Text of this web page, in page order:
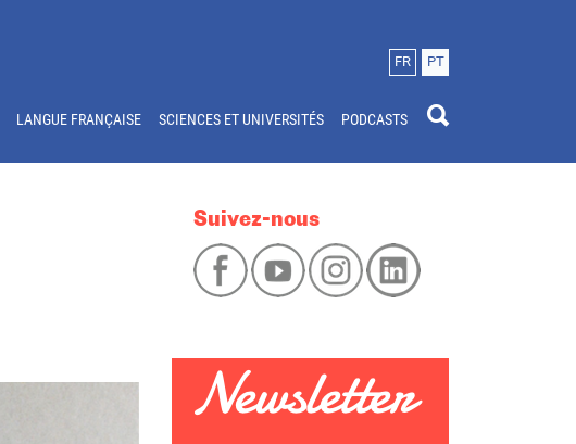
FR PT
LANGUE FRANÇAISE SCIENCES ET UNIVERSITÉS PODCASTS
Suivez-nous